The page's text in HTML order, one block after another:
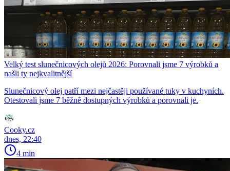
Velký test slunečnicových olejů 2026: Porovnali jsme 7 výrobků a
našli ty nejkvalitnější
Slunečnicový olej patří mezi nejčastěji používané tuky v kuchyních.
Otestovali jsme 7 běžně dostupných výrobků a porovnali je.
Cooky.cz
dnes, 22:40
4 min